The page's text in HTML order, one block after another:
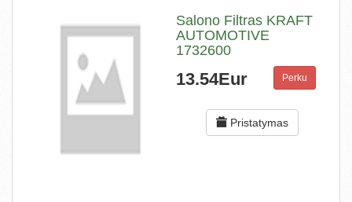
Salono Filtras KRAFT
AUTOMOTIVE
1732600
13.54Eur Perku
Pristatymas